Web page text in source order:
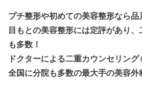
プチ整形や初めての美容整形なら品
目もとの美容整形には定評があり
も多数！
ドクターによる二重カウンセリン
全国に分院も多数の最大手の美容外